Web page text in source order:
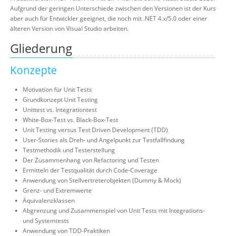
Aufgrund der geringen Unterschiede zwischen den Versionen ist der Kurs
aber auch für Entwickler geeignet, die noch mit .NET 4.x/5.0 oder einer
älteren Version von Visual Studio arbeiten.
Gliederung
Konzepte
Motivation für Unit Tests
Grundkonzept Unit Testing
Unittest vs. Integrationtest
White-Box-Test vs. Black-Box-Test
Unit Testing versus Test Driven Development (TDD)
User-Stories als Dreh- und Angelpunkt zur Testfallfindung
Testmethodik und Testerstellung
Der Zusammenhang von Refactoring und Testen
Ermitteln der Testqualität durch Code-Coverage
Anwendung von Stellvertreterobjekten (Dummy & Mock)
Grenz- und Extremwerte
Äquivalenzklassen
Abgrenzung und Zusammenspiel von Unit Tests mit Integrations-
und Systemtests
Anwendung von TDD-Praktiken